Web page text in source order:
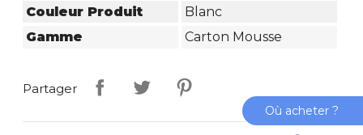
Couleur Produit
Blanc
Gamme
Carton Mousse
Partager
Où acheter ?